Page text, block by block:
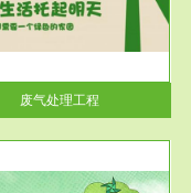
废气处理工程